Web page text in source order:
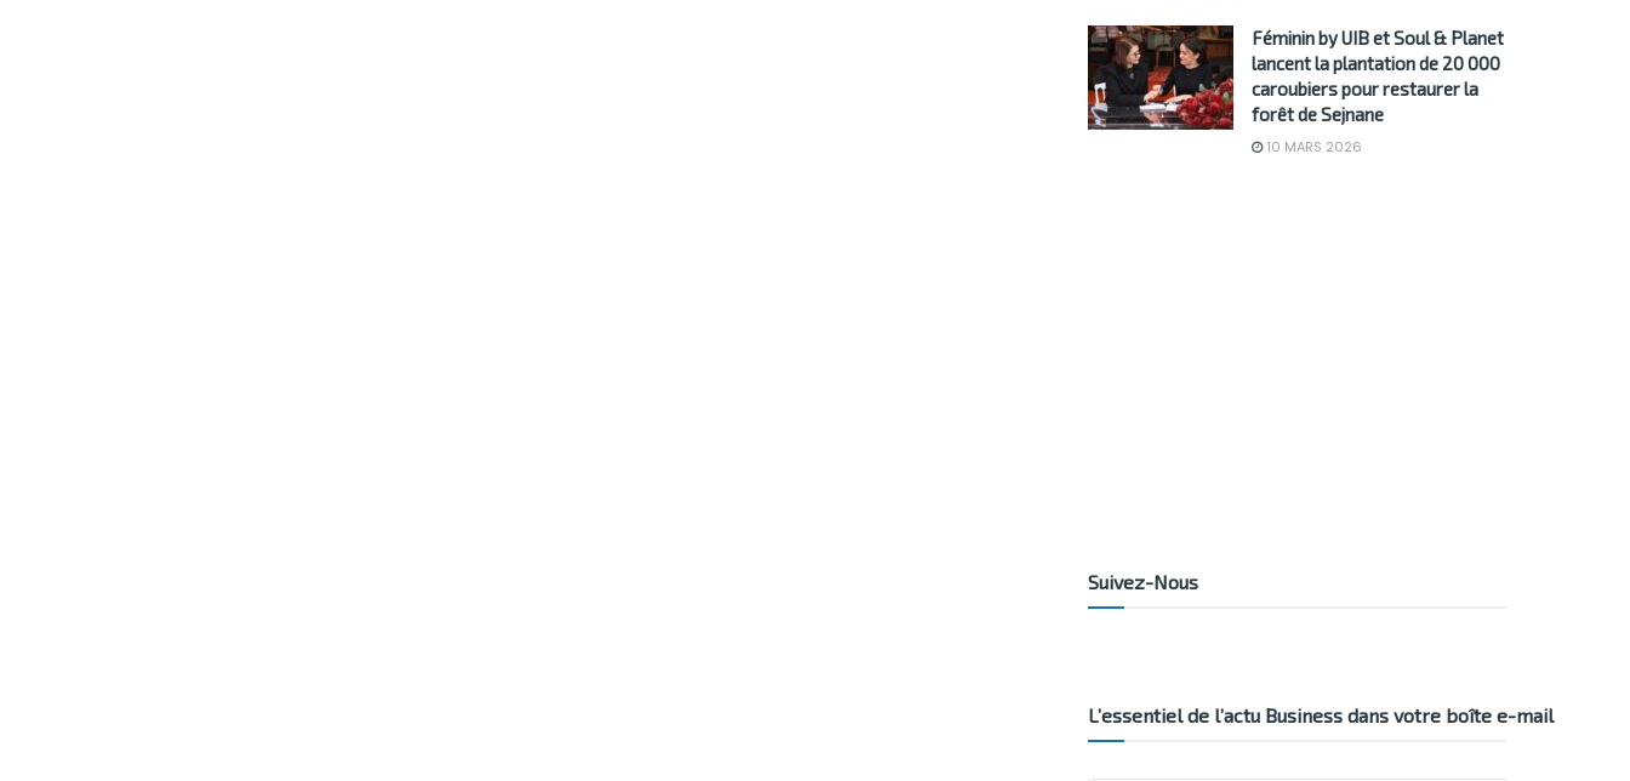
Féminin by UIB et Soul & Planet
lancent la plantation de 20 000
caroubiers pour restaurer la
forêt de Sejnane
10 MARS 2026
Suivez-Nous
L’essentiel de l’actu Business dans votre boîte e-mail